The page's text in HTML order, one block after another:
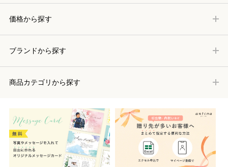
価格から探す
ブランドから探す
商品カテゴリから探す